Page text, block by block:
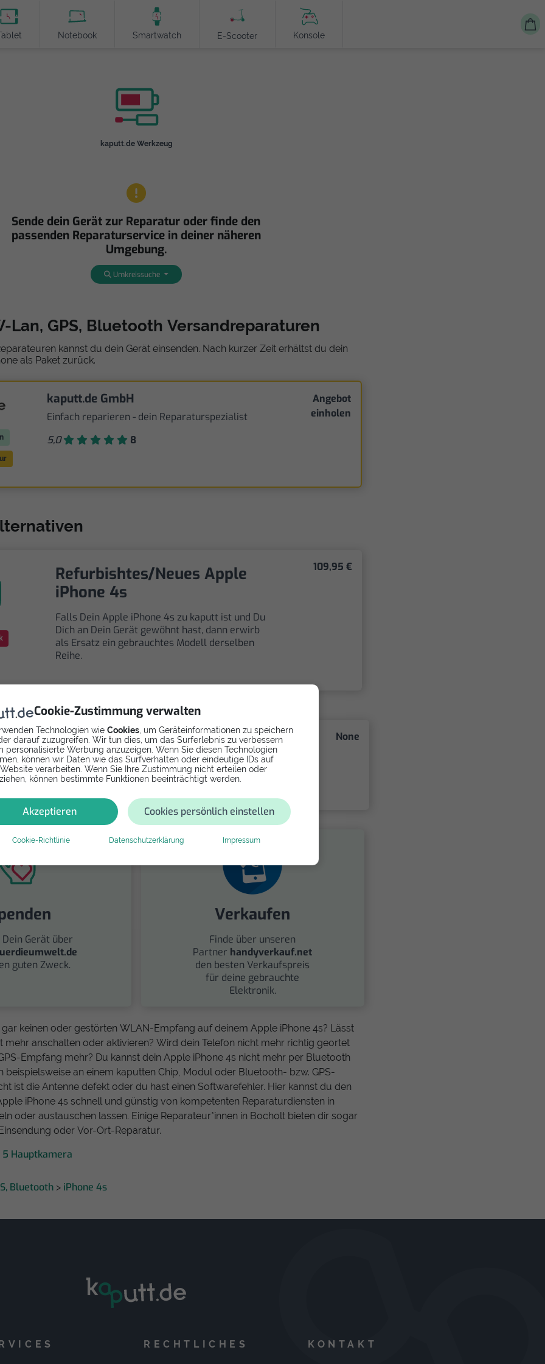
Cookie-Zustimmung verwalten
Technologien wie Cookies , um Geräteinformationen zu speichern
darauf zuzugreifen. Wir tun dies, um das Surferlebnis zu verbessern
personalisierte Werbung anzuzeigen. Wenn Sie diesen Technologien
können wir Daten wie das Surfverhalten oder eindeutige IDs auf
verarbeiten. Wenn Sie Ihre Zustimmung nicht erteilen oder
können bestimmte Funktionen beeinträchtigt werden.
Akzeptieren Cookies persönlich einstellen
Cookie-Richtlinie Datenschutzerklärung Impressum
Tablet Notebook Smartwatch E-Scooter Konsole
kaputt.de Werkzeug
Sende dein Gerät zur Reparatur oder finde den
passenden Reparaturservice in deiner näheren
Umgebung.
Umkreissuche
Lan, GPS, Bluetooth Versandreparaturen
kannst du dein Gerät einsenden. Nach kurzer Zeit erhältst du dein
als Paket zurück.
kaputt.de GmbH
Einfach reparieren - dein Reparaturspezialist
5,0
8
Angebot
einholen
Refurbishtes/Neues Apple
iPhone 4s
Falls Dein Apple iPhone 4s zu kaputt ist und Du
Dich an Dein Gerät gewöhnt hast, dann erwirb
als Ersatz ein gebrauchtes Modell derselben
Reihe.
109,95 €
Selbst reparieren
Repariere dein iPhone 4s - W-Lan, GPS, Bluetooth mit
Videoanleitung selbst. Ersatzteile ab
None
Dein Gerät über
guten Zweck.
Verkaufen
Finde über unseren
Partner handyverkauf.net
den besten Verkaufspreis
für deine gebrauchte
Elektronik.
keinen oder gestörten WLAN-Empfang auf deinem Apple iPhone 4s? Lässt
mehr anschalten oder aktivieren? Wird dein Telefon nicht mehr richtig geortet
Empfang mehr? Du kannst dein Apple iPhone 4s nicht mehr per Bluetooth
beispielsweise an einem kaputten Chip, Modul oder Bluetooth- bzw. GPS-
ist die Antenne defekt oder du hast einen Softwarefehler. Hier kannst du den
iPhone 4s schnell und günstig von kompetenten Reparaturdiensten in
oder austauschen lassen. Einige Reparateur*innen in Bocholt bieten dir sogar
oder Vor-Ort-Reparatur.
5 Hauptkamera
Bluetooth > iPhone 4s
RECHTLICHES KONTAKT